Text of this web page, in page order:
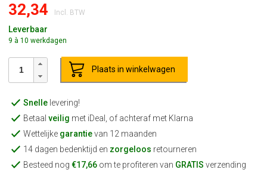
32,34 Incl. BTW
Leverbaar
9 à 10 werkdagen
Plaats in winkelwagen
Snellelevering!
Betaal veilig met iDeal, of achteraf met Klarna
Wettelijke garantievan 12 maanden
14 dagen bedenktijd en zorgeloos retourneren
Besteed nog €17,66om te profiteren van GRATIS verzending